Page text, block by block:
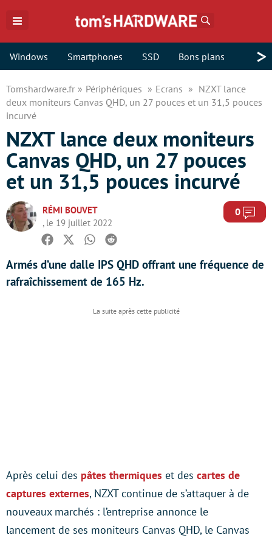
Windows Smartphones SSD Bons plans >
Tomshardware.fr Périphériques Ecrans
NZXT lance
deux moniteurs Canvas QHD, un 27 pouces et un 31,5 pouces
incurvé
NZXT lance deux moniteurs
Canvas QHD, un 27 pouces
et un 31,5 pouces incurvé
RÉMI BOUVET
, le 19 juillet 2022
0
Facebook
TwitterWhatsapp
Reddit
Armés d’une dalle IPS QHD offrant une fréquence de
rafraîchissement de 165 Hz.
Après celui des pâtes thermiques et des cartes de
captures externes, NZXT continue de s’attaquer à de
nouveaux marchés : l’entreprise annonce le
lancement de ses moniteurs Canvas QHD, le Canvas